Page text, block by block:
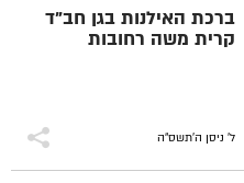
ברכת האילנות בגן חב"ד
קרית משה רחובות
ל' ניסן ה׳תשס״ה